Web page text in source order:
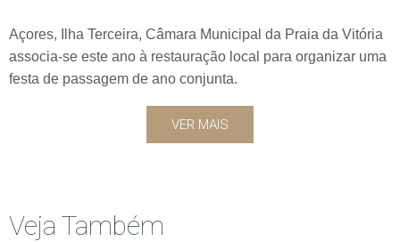
Açores, Ilha Terceira, Câmara Municipal da Praia da Vitória
associa-se este ano à restauração local para organizar uma
festa de passagem de ano conjunta.
VER MAIS
Veja Também